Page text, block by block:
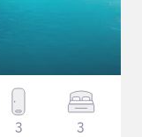
3 3